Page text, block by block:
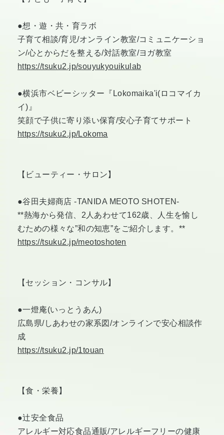
●想・遊・共・育ラボ
子育て相談/育児/オンライン教室/コミュニケーショ
ン/心とからだを整える/対話教室/ヨガ教室
https://tsuku2.jp/souyukyouikulab
●横浜市ベビーシッター『Lokomaika'i(ロコマイカ
イ)』
笑顔で子供に寄り添い保育/安心子育てサポート
https://tsuku2.jp/Lokoma
【ビューティー・サロン】
●谷田夫婦商店 -TANIDA MEOTO SHOTEN-
**熱海から発信、2人あわせて162歳、人生を愉し
むための様々な”和の知恵”をご紹介します。**
https://tsuku2.jp/meotoshoten
【セッション・コンサル】
●一燈庵(いっとうあん)
広島県/しあわせの家系図/オンラインで安心相談作
成
https://tsuku2.jp/1touan
【食・栄養】
●辻安全食品
アレルギー対応食品通販/アレルギーフリーの健康